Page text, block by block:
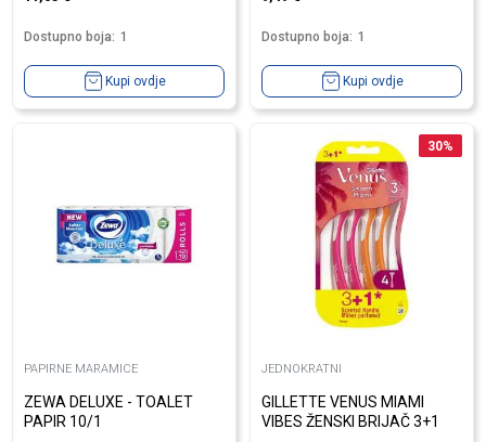
Dostupno boja: 1
Kupi ovdje
Dostupno boja: 1
Kupi ovdje
PAPIRNE MARAMICE
ZEWA DELUXE - TOALET
PAPIR 10/1
30%
JEDNOKRATNI
GILLETTE VENUS MIAMI
VIBES ŽENSKI BRIJAČ 3+1